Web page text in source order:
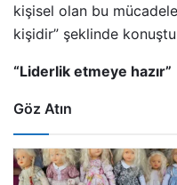
kişisel olan bu
kişidir” şeklinde
“Liderlik etmeye hazır”
Göz Atın